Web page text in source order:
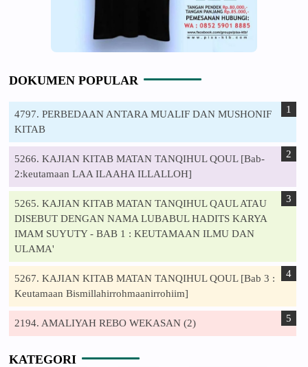
DOKUMEN POPULAR
4797. PERBEDAAN ANTARA MUALIF DAN MUSHONIF
KITAB
5266. KAJIAN KITAB MATAN TANQIHUL QOUL [Bab-
2:keutamaan LAA ILAAHA ILLALLOH]
5265. KAJIAN KITAB MATAN TANQIHUL QAUL ATAU
DISEBUT DENGAN NAMA LUBABUL HADITS KARYA
IMAM SUYUTY - BAB 1 : KEUTAMAAN ILMU DAN
ULAMA'
5267. KAJIAN KITAB MATAN TANQIHUL QOUL [Bab 3 :
Keutamaan Bismillahirrohmaanirrohiim]
2194. AMALIYAH REBO WEKASAN (2)
KATEGORI